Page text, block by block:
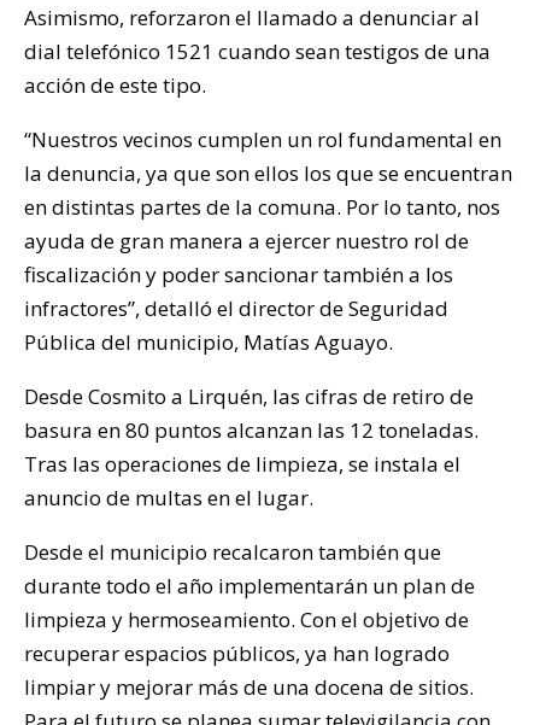
Asimismo, reforzaron el llamado a denunciar al
dial telefónico 1521 cuando sean testigos de una
acción de este tipo.
“Nuestros vecinos cumplen un rol fundamental en
la denuncia, ya que son ellos los que se encuentran
en distintas partes de la comuna. Por lo tanto, nos
ayuda de gran manera a ejercer nuestro rol de
fiscalización y poder sancionar también a los
infractores”, detalló el director de Seguridad
Pública del municipio, Matías Aguayo.
Desde Cosmito a Lirquén, las cifras de retiro de
basura en 80 puntos alcanzan las 12 toneladas.
Tras las operaciones de limpieza, se instala el
anuncio de multas en el lugar.
Desde el municipio recalcaron también que
durante todo el año implementarán un plan de
limpieza y hermoseamiento. Con el objetivo de
recuperar espacios públicos, ya han logrado
limpiar y mejorar más de una docena de sitios.